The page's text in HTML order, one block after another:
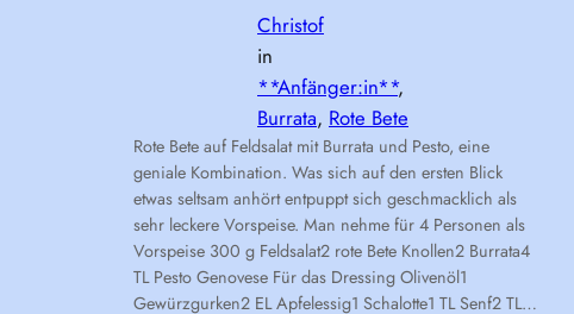
Christof
in
**Anfänger:in**
Burrata, Rote Bete
Rote Bete auf Feldsalat mit Burrata und Pesto, eine
geniale Kombination. Was sich auf den ersten Blick
etwas seltsam anhört entpuppt sich geschmacklich als
sehr leckere Vorspeise. Man nehme für 4 Personen als
Vorspeise 300 g Feldsalat2 rote Bete Knollen2 Burrata4
TL Pesto Genovese Für das Dressing Olivenöl1
Gewürzgurken2 EL Apfelessig1 Schalotte1 TL Senf2 TL…